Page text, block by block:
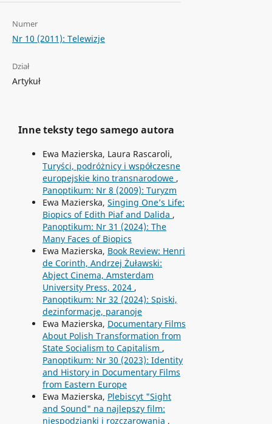
Numer
Nr 10 (2011): Telewizje
Dział
Artykuł
Inne teksty tego samego autora
Ewa Mazierska, Laura Rascaroli,
Turyści, podróżnicy i współczesne
europejskie kino transnarodowe ,
Panoptikum: Nr 8 (2009): Turyzm
Ewa Mazierska, Singing One’s Life:
Biopics of Edith Piaf and Dalida ,
Panoptikum: Nr 31 (2024): The
Many Faces of Biopics
Ewa Mazierska, Book Review: Henri
de Corinth, Andrzej Żuławski:
Abject Cinema, Amsterdam
University Press, 2024 ,
Panoptikum: Nr 32 (2024): Spiski,
dezinformacje, paranoje
Ewa Mazierska, Documentary Films
About Polish Transformation from
State Socialism to Capitalism ,
Panoptikum: Nr 30 (2023): Identity
and History in Documentary Films
from Eastern Europe
Ewa Mazierska, Plebiscyt "Sight
and Sound" na najlepszy film:
niespodzianki i rozczarowania ,